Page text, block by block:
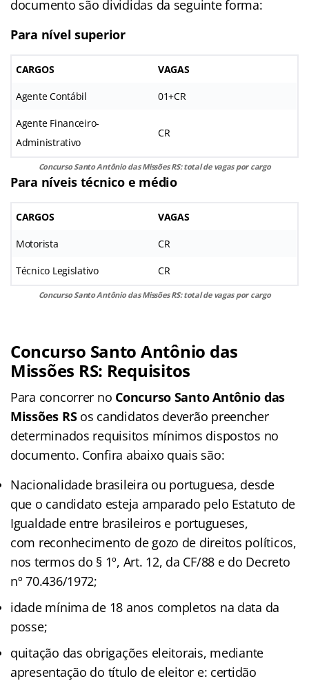
documento são divididas da seguinte forma:
Para nível superior
CARGOS VAGAS
Agente Contábil 01+CR
Agente Financeiro-
Administrativo
CR
Concurso Santo Antônio das Missões RS: total de vagas por cargo
Para níveis técnico e médio
CARGOS VAGAS
Motorista CR
Técnico Legislativo CR
Concurso Santo Antônio das Missões RS: total de vagas por cargo
Concurso Santo Antônio das
Missões RS: Requisitos
Para concorrer no Concurso Santo Antônio das
Missões RSos candidatos deverão preencher
determinados requisitos mínimos dispostos no
documento. Confira abaixo quais são:
Nacionalidade brasileira ou portuguesa, desde
que o candidato esteja amparado pelo Estatuto de
Igualdade entre brasileiros e portugueses,
com reconhecimento de gozo de direitos políticos,
nos termos do § 1º, Art. 12, da CF/88 e do Decreto
nº 70.436/1972;
idade mínima de 18 anos completos na data da
posse;
quitação das obrigações eleitorais, mediante
apresentação do título de eleitor e: certidão